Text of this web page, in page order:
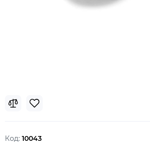
Код: 10043